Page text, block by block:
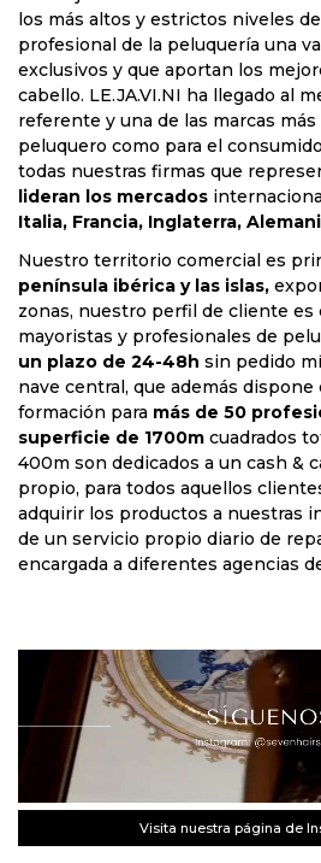
los más altos y estrictos niveles
profesional de la peluquería una
exclusivos y que aportan los
cabello. LE.JA.VI.NI ha llegado al
referente y una de las marcas
peluquero como para el
todas nuestras firmas que
lideran los mercados
Italia, Francia, Inglaterra,
Nuestro territorio comercial es
península ibérica y las islas,
zonas, nuestro perfil de cliente es
mayoristas y profesionales de
un plazo de 24-48h sin pedido
nave central, que además dispone
formación para más de 50
superficie de 1700m cuadrados
400m son dedicados a un cash &
propio, para todos aquellos
adquirir los productos a nuestras
de un servicio propio diario de
encargada a diferentes agencias
Visita nuestra página de